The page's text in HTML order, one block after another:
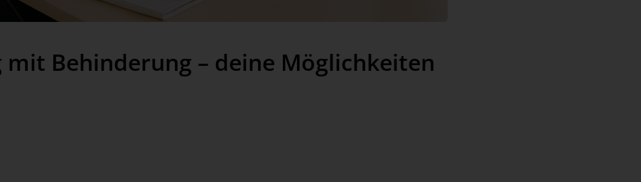
Behinderung – deine Möglichkeiten